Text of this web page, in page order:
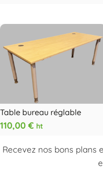
Table bureau réglable
110,00 € ht
Recevez nos bons